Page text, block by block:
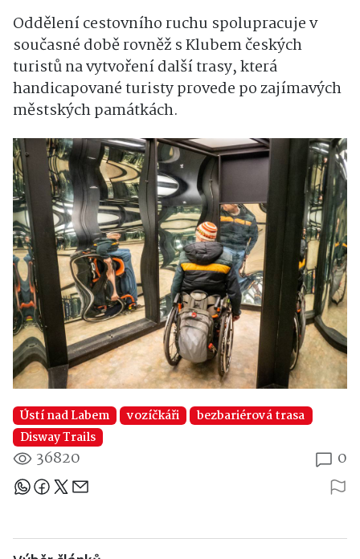
Oddělení cestovního ruchu spolupracuje v
současné době rovněž s Klubem českých
turistů na vytvoření další trasy, která
handicapované turisty provede po zajímavých
městských památkách.
Ústí nad Labem vozíčkáři
bezbariérová trasa
Disway Trails
36820 0
Sdílejte článek